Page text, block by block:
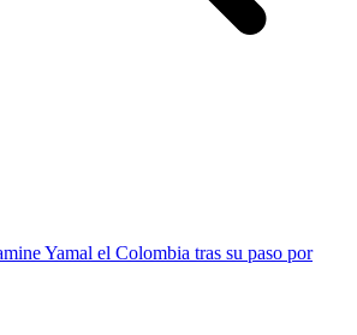
Yamal el Colombia tras su paso por